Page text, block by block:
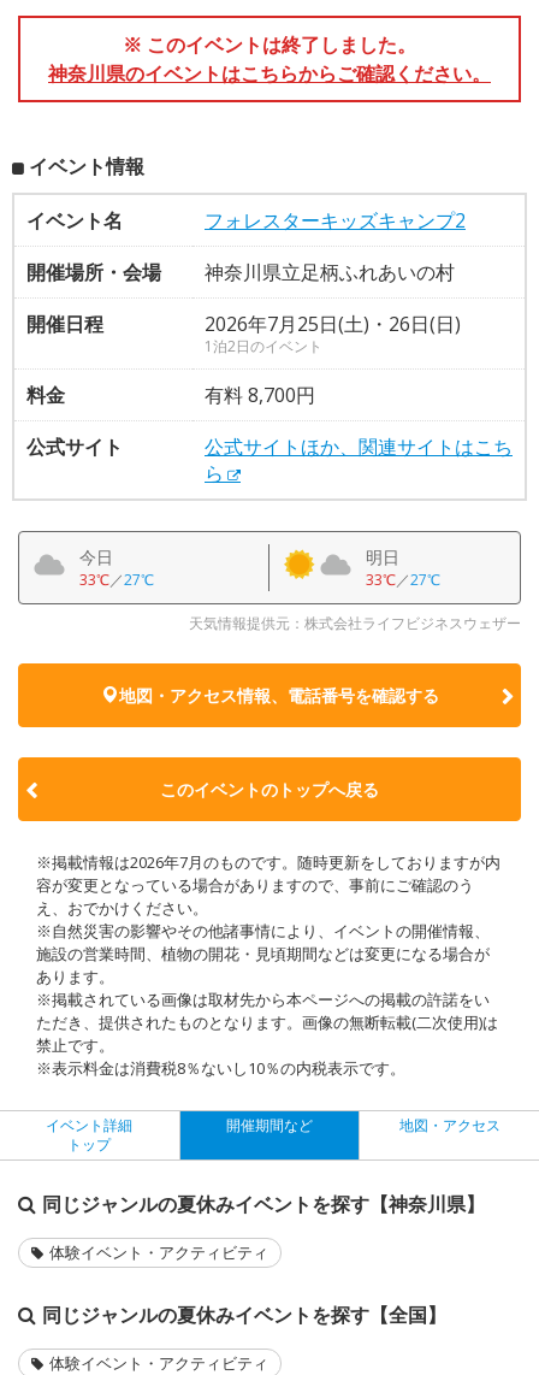
※ このイベントは終了しました。
神奈川県のイベントはこちらからご確認ください。
イベント情報
イベント名
フォレスターキッズキャンプ2
開催場所・会場
神奈川県立足柄ふれあいの村
開催日程
2026年7月25日(土)・26日(日)
1泊2日のイベント
料金
有料 8,700円
公式サイト
公式サイトほか、関連サイトはこち
ら
今日
33℃／27℃
明日
33℃／27℃
天気情報提供元：株式会社ライフビジネスウェザー
地図・アクセス情報、電話番号を確認する
このイベントのトップへ戻る
※掲載情報は2026年7月のものです。随時更新をしておりますが内
容が変更となっている場合がありますので、事前にご確認のう
え、おでかけください。
※自然災害の影響やその他諸事情により、イベントの開催情報、
施設の営業時間、植物の開花・見頃期間などは変更になる場合が
あります。
※掲載されている画像は取材先から本ページへの掲載の許諾をい
ただき、提供されたものとなります。画像の無断転載(二次使用)は
禁止です。
※表示料金は消費税8％ないし10％の内税表示です。
イベント詳細
トップ
開催期間など 地図・アクセス
同じジャンルの夏休みイベントを探す【神奈川県】
体験イベント・アクティビティ
同じジャンルの夏休みイベントを探す【全国】
体験イベント・アクティビティ